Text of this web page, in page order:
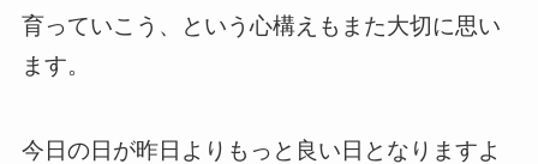
育っていこう、という心構えもまた大切に思い
ます。
今日の日が昨日よりもっと良い日となりますよ